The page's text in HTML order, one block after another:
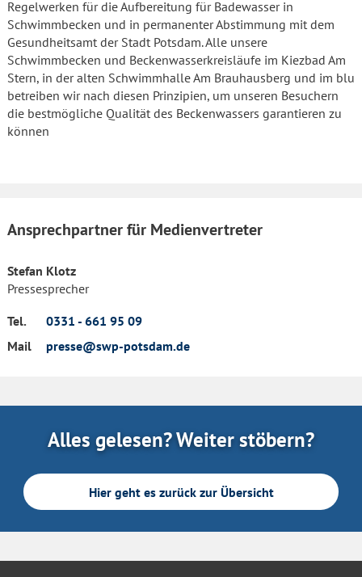
Regelwerken für die Aufbereitung für Badewasser in
Schwimmbecken und in permanenter Abstimmung mit dem
Gesundheitsamt der Stadt Potsdam. Alle unsere
Schwimmbecken und Beckenwasserkreisläufe im Kiezbad Am
Stern, in der alten Schwimmhalle Am Brauhausberg und im blu
betreiben wir nach diesen Prinzipien, um unseren Besuchern
die bestmögliche Qualität des Beckenwassers garantieren zu
können
Ansprechpartner für Medienvertreter
Stefan Klotz
Pressesprecher
Tel.
0331 - 661 95 09
Mail
presse@swp-potsdam.de
Alles gelesen? Weiter stöbern?
Hier geht es zurück zur Übersicht